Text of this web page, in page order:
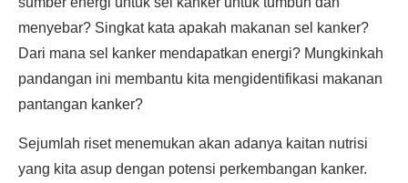
menyebar? Singkat kata apakah makanan sel kanker?
Dari mana sel kanker mendapatkan energi? Mungkinkah
pandangan ini membantu kita mengidentifikasi makanan
pantangan kanker?
Sejumlah riset menemukan akan adanya kaitan nutrisi
yang kita asup dengan potensi perkembangan kanker.